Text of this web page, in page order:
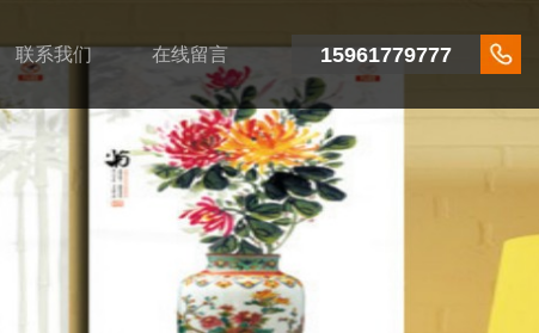
联系我们 在线留言 15961779777